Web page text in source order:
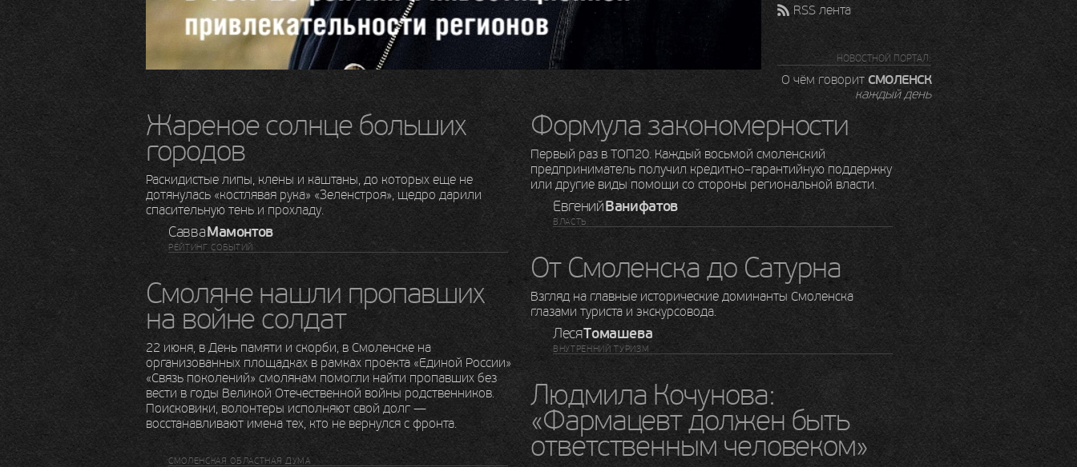
RSS лента
НОВОСТНОЙ ПОРТАЛ:
О чём говорит СМОЛЕНСК
каждый день
Жареное солнце больших
городов
Раскидистые липы, клены и каштаны, до которых еще не
дотянулась «костлявая рука» «Зеленстроя», щедро дарили
спасительную тень и прохладу.
СавваМамонтов
РЕЙТИНГ СОБЫТИЙ
Смоляне нашли пропавших
на войне солдат
22 июня, в День памяти и скорби, в Смоленске на
организованных площадках в рамках проекта «Единой России»
«Связь поколений» смолянам помогли найти пропавших без
вести в годы Великой Отечественной войны родственников.
Поисковики, волонтеры исполняют свой долг —
восстанавливают имена тех, кто не вернулся с фронта.
СМОЛЕНСКАЯ ОБЛАСТНАЯ ДУМА
Формула закономерности
Первый раз в ТОП­20. Каждый восьмой смоленский
предприниматель получил кредитно–гарантийную поддержку
или другие виды помощи со стороны региональной власти.
ЕвгенийВанифатов
ВЛАСТЬ
От Смоленска до Сатурна
Взгляд на главные исторические доминанты Смоленска
глазами туриста и экскурсовода.
ЛесяТомашева
ВНУТРЕННИЙ ТУРИЗМ
Людмила Кочунова:
«Фармацевт должен быть
ответственным человеком»